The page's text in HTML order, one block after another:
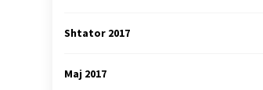
Shtator 2017
Maj 2017